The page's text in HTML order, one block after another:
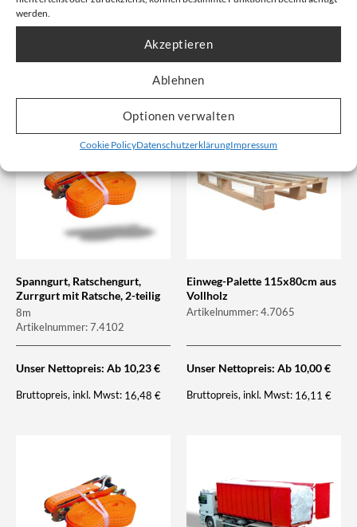
werden.
Akzeptieren
Ablehnen
Optionen verwalten
Cookie PolicyDatenschutzerklärungImpressum
Artikelnummer: 2.5018
37,51€ Unser Nettopreis: Ab
Spanngurt, Ratschengurt,
Zurrgurt mit Ratsche, 2-teilig
8m
Artikelnummer: 7.4102
Unser Nettopreis: Ab 10,23€
Bruttopreis, inkl. Mwst: 16,48€
Einweg-Palette 115x80cm aus
Vollholz
Artikelnummer: 4.7065
Unser Nettopreis: Ab 10,00€
Bruttopreis, inkl. Mwst: 16,11€